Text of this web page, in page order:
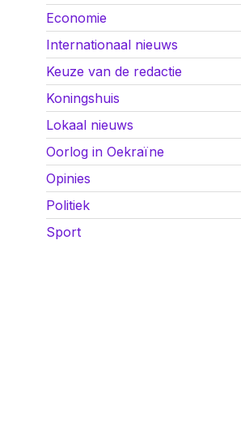
Economie
Internationaal nieuws
Keuze van de redactie
Koningshuis
Lokaal nieuws
Oorlog in Oekraïne
Opinies
Politiek
Sport